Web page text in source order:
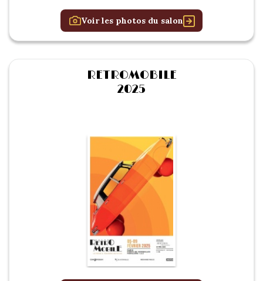
Voir les photos du salon
RETROMOBILE
2025